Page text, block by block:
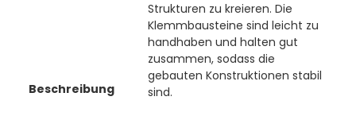
Beschreibung
Strukturen zu kreieren. Die
Klemmbausteine sind leicht zu
handhaben und halten gut
zusammen, sodass die
gebauten Konstruktionen stabil
sind.